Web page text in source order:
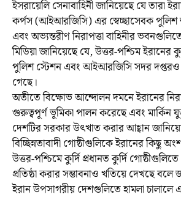
ইসরায়েলি সেনাবাহিনী জানিয়েছে যে তারা
কর্পস (আইআরজিসি) এর স্বেচ্ছাসেবক পুলিশ
এবং অভ্যন্তরীণ নিরাপত্তা বাহিনীর
মিডিয়া জানিয়েছে যে, উত্তর-পশ্চিম ইরানের
পুলিশ স্টেশন এবং আইআরজিসি সদর দপ্তরও
গেছে।
অতীতে বিক্ষোভ আন্দোলন দমনে ইরানের
গুরুত্বপূর্ণ ভূমিকা পালন করেছে এবং মার্কিন
দেশটির সরকার উৎখাত করার আহ্বান
বিচ্ছিন্নতাবাদী গোষ্ঠীগুলিকে ইরানের
উত্তর-পশ্চিমে কুর্দি প্রধানত কুর্দি
প্রতিষ্ঠা করার সম্ভাবনাও খতিয়ে দেখছে বলে
ইরান উপসাগরীয় দেশগুলিতে হামলা চালালে